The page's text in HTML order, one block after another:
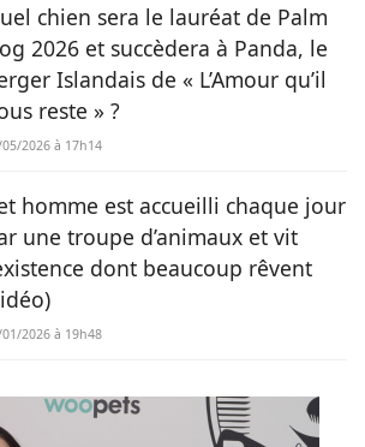
chien sera le lauréat de Palm
2026 et succèdera à Panda, le
Islandais de « L’Amour qu’il
reste » ?
2026 à 17h14
homme est accueilli chaque jour
une troupe d’animaux et vit
dont beaucoup rêvent
01/2026 à 19h48